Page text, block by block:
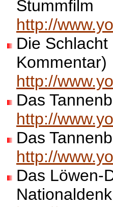
Stummfilm
http://
Die
Kommentar)
http://
Das
http://
Das
http://
Das Löwen-